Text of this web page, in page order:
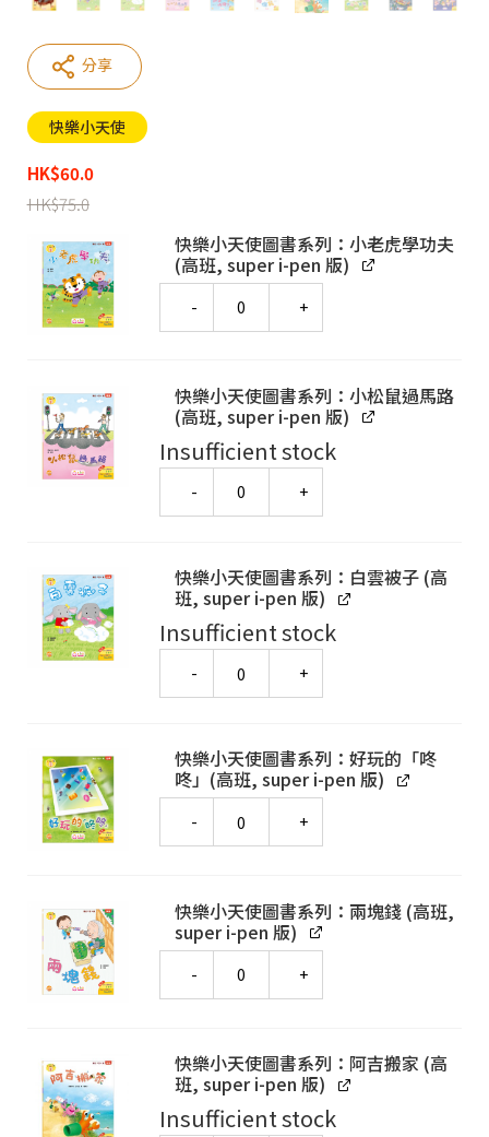
快樂小天使
HK$60.0
HK$75.0
快樂小天使圖書系列：小老虎學功夫
(高班, super i-pen 版)
快樂小天使圖書系列：小松鼠過馬路
(高班, super i-pen 版)
Insufficient stock
快樂小天使圖書系列：白雲被子 (高
班, super i-pen 版)
Insufficient stock
快樂小天使圖書系列：好玩的「咚
咚」(高班, super i-pen 版)
快樂小天使圖書系列：兩塊錢 (高班,
super i-pen 版)
快樂小天使圖書系列：阿吉搬家 (高
班, super i-pen 版)
Insufficient stock
分享